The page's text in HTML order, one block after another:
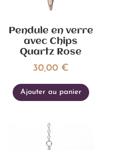
Pendule en verre
avec Chips
Quartz Rose
30,00 €
Ajouter au panier